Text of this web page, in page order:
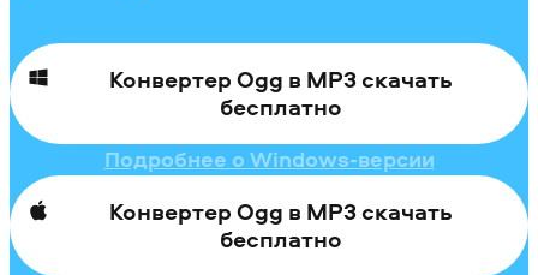
Конвертер Ogg в MP3 скачать
бесплатно
Подробнее о Windows-версии
Конвертер Ogg в MP3 скачать
бесплатно